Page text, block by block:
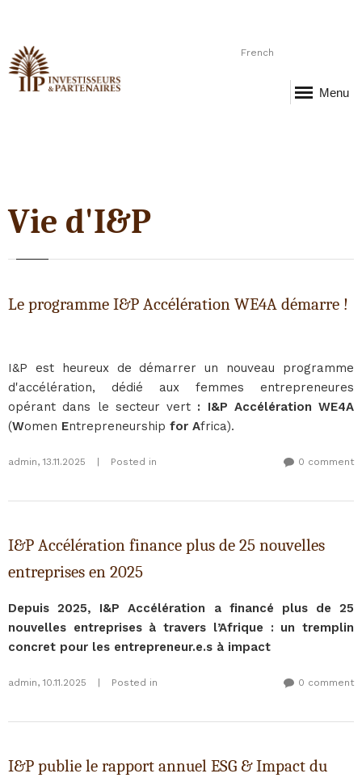
French
Menu
Vie d'I&P
Le programme I&P Accélération WE4A démarre !
I&P est heureux de démarrer un nouveau programme
d'accélération, dédié aux femmes entrepreneures
opérant dans le secteur vert : I&P Accélération WE4A
(Women Entrepreneurship for Africa).
admin, 13.11.2025 Posted in 0 comment
I&P Accélération finance plus de 25 nouvelles
entreprises en 2025
Depuis 2025, I&P Accélération a financé plus de 25
nouvelles entreprises à travers l’Afrique : un tremplin
concret pour les entrepreneur.e.s à impact
admin, 10.11.2025 Posted in 0 comment
I&P publie le rapport annuel ESG & Impact du